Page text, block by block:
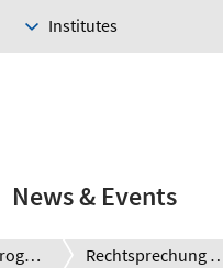
Institutes
News & Events
E-Learning programmes